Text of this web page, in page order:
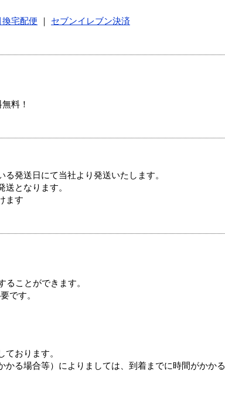
換宅配便
セブンイレブン決済
料！
発送日にて当社より発送いたします。
となります。
ます
ことができます。
です。
おります。
る場合等）によりましては、到着までに時間がかかる